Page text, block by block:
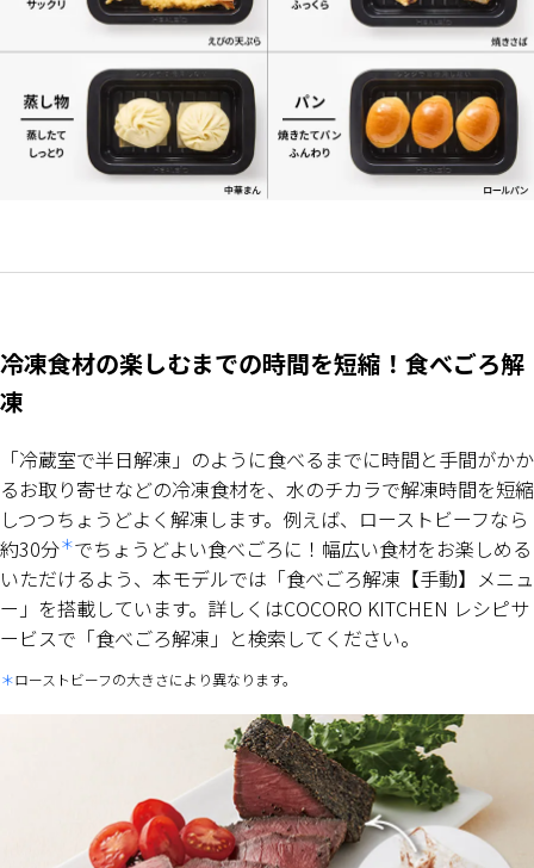
冷凍食材の楽しむまでの時間を短縮！食べごろ解
凍
「冷蔵室で半日解凍」のように食べるまでに時間と手間がかか
るお取り寄せなどの冷凍食材を、水のチカラで解凍時間を短縮
しつつちょうどよく解凍します。例えば、ローストビーフなら
約30分＊でちょうどよい食べごろに！幅広い食材をお楽しめる
いただけるよう、本モデルでは「食べごろ解凍【手動】メニュ
ー」を搭載しています。詳しくはCOCORO KITCHEN レシピサ
ービスで「食べごろ解凍」と検索してください。
ローストビーフの大きさにより異なります。